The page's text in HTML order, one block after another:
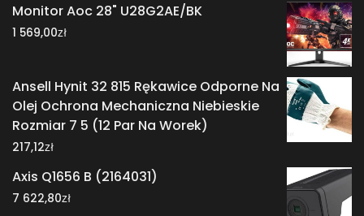
Monitor Aoc 28" U28G2AE/BK
1 569,00zł
Ansell Hynit 32 815 Rękawice Odporne Na
Olej Ochrona Mechaniczna Niebieskie
Rozmiar 7 5 (12 Par Na Worek)
217,12zł
Axis Q1656 B (2164031)
7 622,80zł